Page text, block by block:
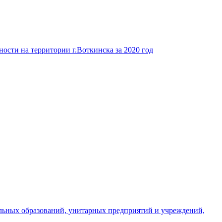
на территории г.Воткинска за 2020 год
образований, унитарных предприятий и учреждений,